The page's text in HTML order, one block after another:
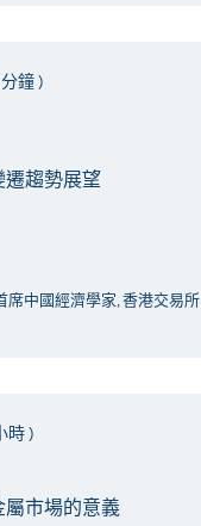
鐘 )
遷趨勢展望
席中國經濟學家, 香港交易所
時 )
屬市場的意義